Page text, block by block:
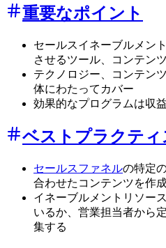
重要なポイント
セールスイネーブルメン
させるツール、コンテン
テクノロジー、コンテン
体にわたってカバー
効果的なプログラムは収
ベストプラクティ
セールスファネルの特定
合わせたコンテンツを作
イネーブルメントリソー
いるか、営業担当者から
集する